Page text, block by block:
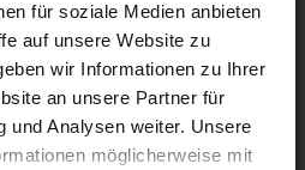
für soziale Medien anbieten
auf unsere Website zu
wir Informationen zu Ihrer
an unsere Partner für
und Analysen weiter. Unsere
möglicherweise mit
2028
und vieles mehr...